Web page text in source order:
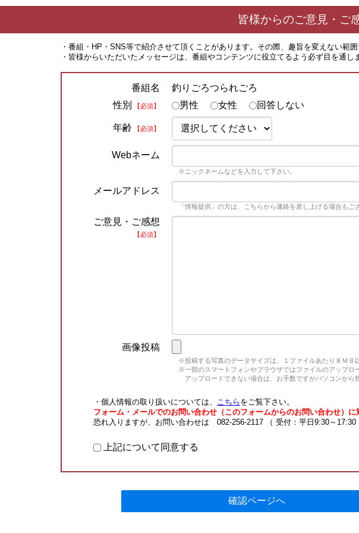
皆様からのご意見・ご
・番組・HP・SNS等で紹介させて頂くことがあります。その際、趣旨を変えない範
・皆様からいただいたメッセージは、番組やコンテンツに役立てるよう必ず目を通
番組名
釣りごろつられごろ
性別
【必須】 男性 女性 回答しない
年齢 【必須】
Webネーム
※ニックネームなどを入力して下さい。
メールアドレス
「情報提供」の方は、こちらから連絡を差し上げる場合も
ご意見・ご感想
【必須】
画像投稿
※投稿する写真のデータサイズは、１ファイルあたり８ＭＢ
※一部のスマートフォンやブラウザではファイルのアップロ
アップロードできない場合は、お手数ですがパソコンから
・個人情報の取り扱いについては、 こちら をご覧下さい。
フォーム・メールでのお問い合わせ（このフォームからのお問い合わせ）
恐れ入りますが、お問い合わせは 082-256-2117 （ 受付：平日9:30～17:30
上記について同意する
確認ページへ